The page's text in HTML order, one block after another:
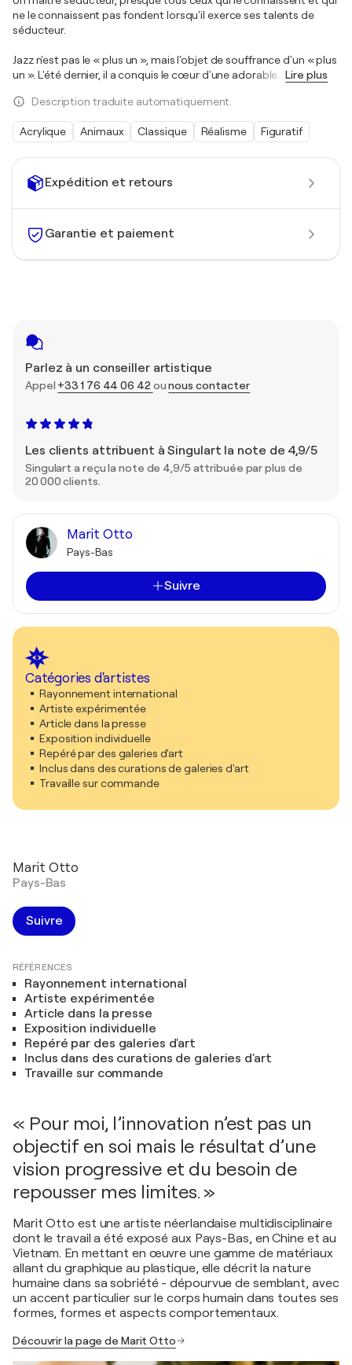
Expédition et retours
Garantie et paiement
Parlez à un conseiller artistique
Appel +33 1 76 44 06 42 ounous contacter
Les clients attribuent à Singulart la note de 4,9/5
Singulart a reçu la note de 4,9/5 attribuée par plus de
20 000 clients.
Marit Otto
Pays-Bas
Suivre
Catégories d'artistes
Rayonnement international
Artiste expérimentée
Article dans la presse
Exposition individuelle
Repéré par des galeries d'art
Inclus dans des curations de galeries d'art
Travaille sur commande
ne le connaissent pas fondent lorsqu'il exerce ses talents de
séducteur.
Jazz n'est pas le « plus un », mais l'objet de souffrance d'un « plus
un ». L'été dernier, il a conquis le cœur d'une adorable
Lire plus
Description traduite automatiquement.
Acrylique Animaux Classique Réalisme Figuratif
Marit Otto
Pays-Bas
Suivre
RÉFÉRENCES
Rayonnement international
Artiste expérimentée
Article dans la presse
Exposition individuelle
Repéré par des galeries d'art
Inclus dans des curations de galeries d'art
Travaille sur commande
« Pour moi, l’innovation n’est pas un
objectif en soi mais le résultat d’une
vision progressive et du besoin de
repousser mes limites. »
Marit Otto est une artiste néerlandaise multidisciplinaire
dont le travail a été exposé aux Pays-Bas, en Chine et au
Vietnam. En mettant en œuvre une gamme de matériaux
allant du graphique au plastique, elle décrit la nature
humaine dans sa sobriété - dépourvue de semblant, avec
un accent particulier sur le corps humain dans toutes ses
formes, formes et aspects comportementaux.
Découvrir la page de Marit Otto